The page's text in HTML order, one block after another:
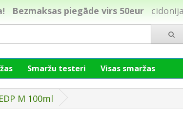
Bezmaksas piegāde virs 50eur
Smaržu testeri Visas smaržas
M 100ml